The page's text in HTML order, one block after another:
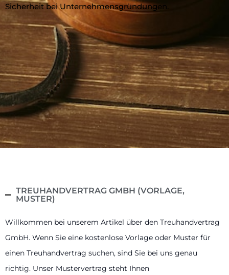
Sicherheit bei Unternehmensgründungen.
TREUHANDVERTRAG GMBH (VORLAGE,
MUSTER)
Willkommen bei unserem Artikel über den Treuhandvertrag
GmbH. Wenn Sie eine kostenlose Vorlage oder Muster für
einen Treuhandvertrag suchen, sind Sie bei uns genau
richtig. Unser Mustervertrag steht Ihnen